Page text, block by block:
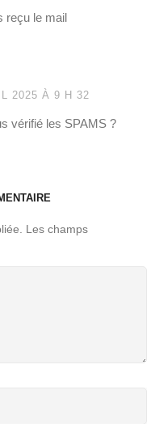
reçu le mail
2025 À 9 H 32
vérifié les SPAMS ?
Les champs